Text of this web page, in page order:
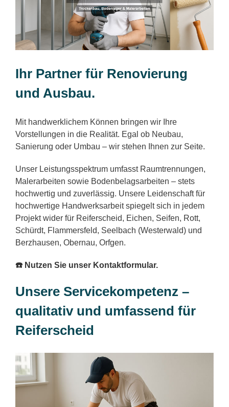
Ihr Partner für Renovierung
und Ausbau.
Mit handwerklichem Können bringen wir Ihre
Vorstellungen in die Realität. Egal ob Neubau,
Sanierung oder Umbau – wir stehen Ihnen zur Seite.
Unser Leistungsspektrum umfasst Raumtrennungen,
Malerarbeiten sowie Bodenbelagsarbeiten – stets
hochwertig und zuverlässig. Unsere Leidenschaft für
hochwertige Handwerksarbeit spiegelt sich in jedem
Projekt wider für Reiferscheid, Eichen, Seifen, Rott,
Schürdt, Flammersfeld, Seelbach (Westerwald) und
Berzhausen, Obernau, Orfgen.
☎️ Nutzen Sie unser Kontaktformular.
Unsere Servicekompetenz –
qualitativ und umfassend für
Reiferscheid